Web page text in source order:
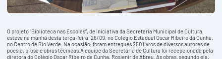
O projeto “Biblioteca nas Escolas”, de iniciativa da Secretaria Municipal de Cultura,
esteve na manhã desta terça-feira, 26/09, no Colégio Estadual Oscar Ribeiro da Cunha,
no Centro de Rio Verde. Na ocasião, foram entregues 250 livros de diversos autores de
poesia, prosa e obras técnicas.A equipe da Secretaria de Cultura foi recepcionada pela
diretora do Colégio Oscar Ribeiro da Cunha, Rosienir de Abreu. As obras, segundo ela,